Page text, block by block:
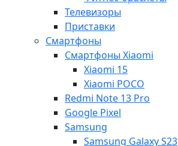
Телевизоры
Приставки
Смартфоны
Смартфоны Xiaomi
Xiaomi 15
Xiaomi POCO
Redmi Note 13 Pro
Google Pixel
Samsung
Samsung Galaxy S23